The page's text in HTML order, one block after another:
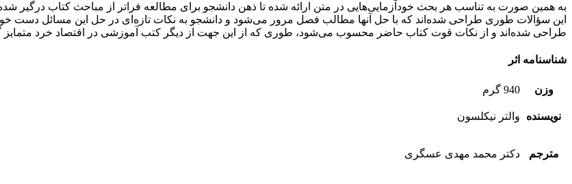
به همین صورت به تناسب هر بحث خودآزمایی‌هایی در متن ارائه شده تا ذهن دانشجو برای مطالعه فراتر از مباحث کتاب درگیر
این سؤالات طوری طراحی شده‌اند که با حل آنها مطالب فصل مرور می‌شود و دانشجو به نکات تازه‌ای در حل این مسائل دست
طراحی شده‌اند و از نکات قوت کتاب حاضر محسوب می‌شود، طوری که از این جهت از دیگر کتب آموزشی در اقتصاد خرد
شناسنامه اثر
وزن 940 گرم
نویسنده والتر نیکلسون
مترجم دکتر محمد مهدی عسگری